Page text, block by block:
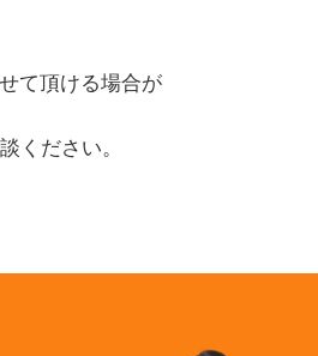
て頂ける場合が
ください。